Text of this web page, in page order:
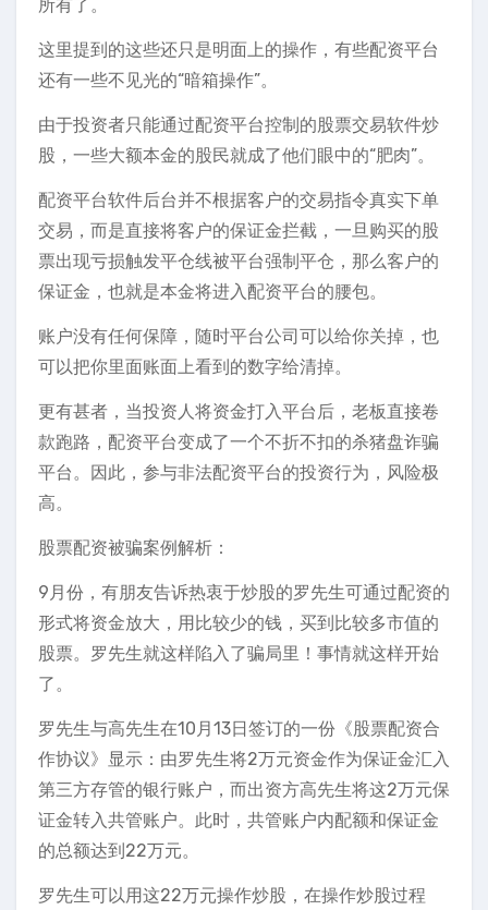
所有了。
这里提到的这些还只是明面上的操作，有些配资平台
还有一些不见光的“暗箱操作”。
由于投资者只能通过配资平台控制的股票交易软件炒
股，一些大额本金的股民就成了他们眼中的“肥肉”。
配资平台软件后台并不根据客户的交易指令真实下单
交易，而是直接将客户的保证金拦截，一旦购买的股
票出现亏损触发平仓线被平台强制平仓，那么客户的
保证金，也就是本金将进入配资平台的腰包。
账户没有任何保障，随时平台公司可以给你关掉，也
可以把你里面账面上看到的数字给清掉。
更有甚者，当投资人将资金打入平台后，老板直接卷
款跑路，配资平台变成了一个不折不扣的杀猪盘诈骗
平台。因此，参与非法配资平台的投资行为，风险极
高。
股票配资被骗案例解析：
9月份，有朋友告诉热衷于炒股的罗先生可通过配资的
形式将资金放大，用比较少的钱，买到比较多市值的
股票。罗先生就这样陷入了骗局里！事情就这样开始
了。
罗先生与高先生在10月13日签订的一份《股票配资合
作协议》显示：由罗先生将2万元资金作为保证金汇入
第三方存管的银行账户，而出资方高先生将这2万元保
证金转入共管账户。此时，共管账户内配额和保证金
的总额达到22万元。
罗先生可以用这22万元操作炒股，在操作炒股过程